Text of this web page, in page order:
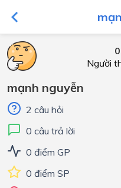
0
Người
mạnh nguyễn
2 câu hỏi
0 câu trả lời
0 điểm GP
0 điểm SP